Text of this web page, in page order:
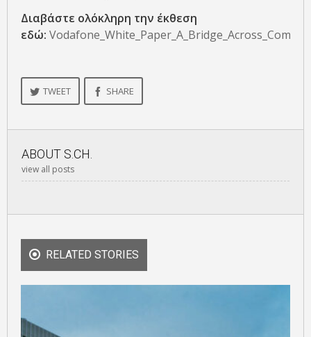
Διαβάστε ολόκληρη την έκθεση
εδώ:
TWEET SHARE
ABOUT S.CH.
view all posts
RELATED STORIES